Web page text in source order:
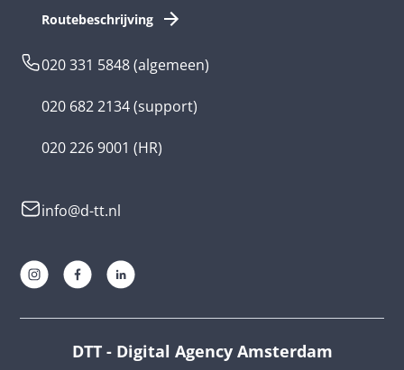
Hybride app
AR en VR app
Community app
E-learning app ontwikkelaar
Routebeschrijving
020 331 5848(algemeen)
020 682 2134(support)
020 226 9001 (HR)
info@d-tt.nl
DTT - Digital Agency Amsterdam